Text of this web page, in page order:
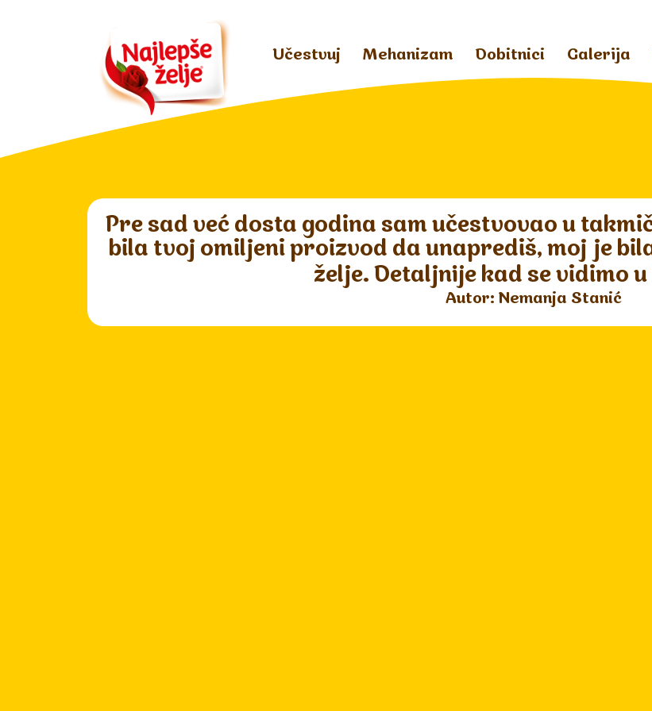
Učestvuj Mehanizam Dobitnici Galerija
Pre sad već dosta godina sam učestvovao u
bila tvoj omiljeni proizvod da unaprediš, moj je
želje. Detaljnije kad se vidimo
Autor: Nemanja Stanić